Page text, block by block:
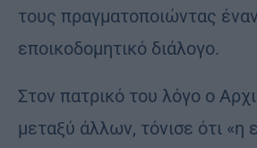
τους πραγματοποιώντας έναν
εποικοδομητικό διάλογο.
Στον πατρικό του λόγο ο
μεταξύ άλλων, τόνισε ότι «η